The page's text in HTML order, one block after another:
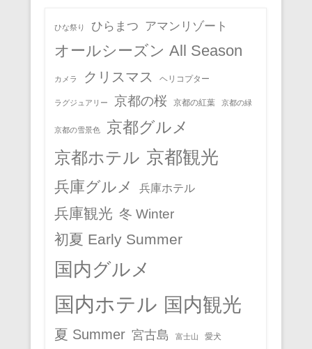
ひな祭り ひらまつ アマンリゾート
オールシーズン All Season
カメラ クリスマス ヘリコプター
ラグジュアリー 京都の桜 京都の紅葉 京都の緑
京都の雪景色 京都グルメ
京都ホテル 京都観光
兵庫グルメ 兵庫ホテル
兵庫観光 冬 Winter
初夏 Early Summer
国内グルメ
国内ホテル 国内観光
夏 Summer 宮古島 富士山 愛犬